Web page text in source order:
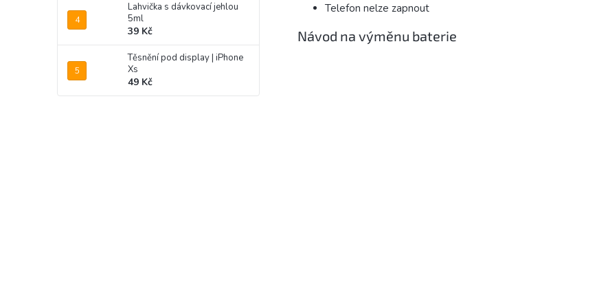
Lahvička s dávkovací jehlou
5ml
39 Kč
Těsnění pod display | iPhone
Xs
49 Kč
Telefon nelze zapnout
Návod na výměnu baterie